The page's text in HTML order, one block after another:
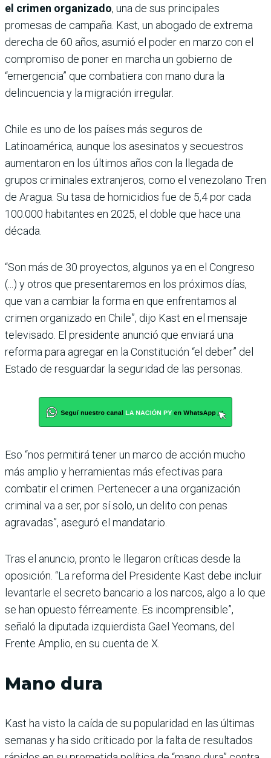
el crimen organizado, una de sus principales
promesas de campaña. Kast, un abogado de extrema
derecha de 60 años, asumió el poder en marzo con el
compromiso de poner en marcha un gobierno de
“emergencia” que combatiera con mano dura la
delincuencia y la migración irregular.
Chile es uno de los países más seguros de
Latinoamérica, aunque los asesinatos y secuestros
aumentaron en los últimos años con la llegada de
grupos criminales extranjeros, como el venezolano Tren
de Aragua. Su tasa de homicidios fue de 5,4 por cada
100.000 habitantes en 2025, el doble que hace una
década.
“Son más de 30 proyectos, algunos ya en el Congreso
(...) y otros que presentaremos en los próximos días,
que van a cambiar la forma en que enfrentamos al
crimen organizado en Chile”, dijo Kast en el mensaje
televisado. El presidente anunció que enviará una
reforma para agregar en la Constitución “el deber” del
Estado de resguardar la seguridad de las personas.
Eso “nos permitirá tener un marco de acción mucho
más amplio y herramientas más efectivas para
combatir el crimen. Pertenecer a una organización
criminal va a ser, por sí solo, un delito con penas
agravadas”, aseguró el mandatario.
Tras el anuncio, pronto le llegaron críticas desde la
oposición. “La reforma del Presidente Kast debe incluir
levantarle el secreto bancario a los narcos, algo a lo que
se han opuesto férreamente. Es incomprensible”,
señaló la diputada izquierdista Gael Yeomans, del
Frente Amplio, en su cuenta de X.
Mano dura
Kast ha visto la caída de su popularidad en las últimas
semanas y ha sido criticado por la falta de resultados